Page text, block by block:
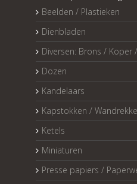
Beelden / Plastieken
Dienbladen
Diversen: Brons / Koper
Dozen
Kandelaars
Kapstokken /
Ketels
Miniaturen
Presse papiers /